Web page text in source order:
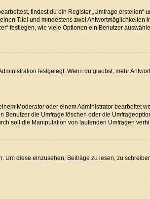
findest du ein Register „Umfrage
Titel und mindestens zwei
festlegen, wie viele Optionen ein Benutzer
festgelegt. Wenn du glaubst, mehr
Moderator oder einem Administrator bearbeitet
die Umfrage löschen oder die
soll die Manipulation von laufenden Umfragen
Um diese einzusehen, Beiträge zu lesen, zu